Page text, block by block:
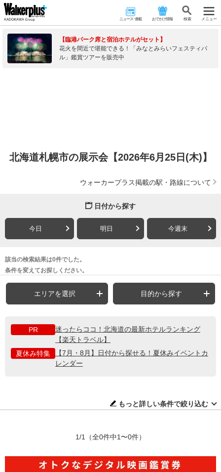
ニュース･連載 おでかけ情報 検 索 メニュー
【臨港パーク席と宿泊ホテルがセット】
花火を間近で堪能できる！「みなとみらいフェスティバ
ル」鑑賞ツアーを販売中
北海道札幌市の展示会【2026年6月25日(木)】
ウォーカープラス掲載の駅・路線について
日付から探す
今日 明日 今週末
該当の検索結果は0件でした。
条件を変えてお探しください。
エリアを選択 目的から探す
PR
迷ったらココ！北海道の最新ホテルランキング
【楽天トラベル】
夏休み特集
【7月・8月】日付から探せる！夏休みイベントカ
レンダー
もっと詳しい条件で絞り込む
1/1 （全0件中1〜0件）